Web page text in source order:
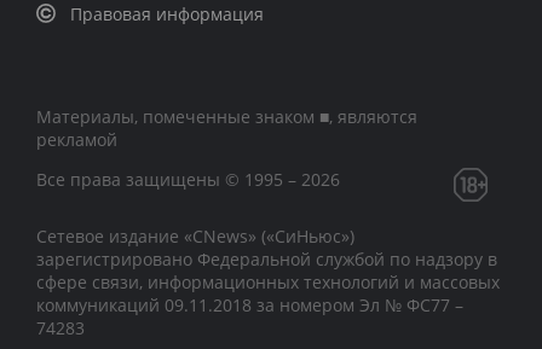
Правовая информация
Материалы, помеченные знаком ■, являются
рекламой
Все права защищены © 1995 – 2026
Сетевое издание «CNews» («СиНьюс»)
зарегистрировано Федеральной службой по надзору в
сфере связи, информационных технологий и массовых
коммуникаций 09.11.2018 за номером Эл № ФС77 –
74283